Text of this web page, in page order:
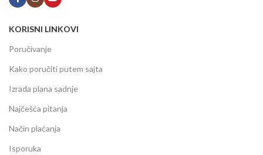
KORISNI LINKOVI
Poručivanje
Kako poručiti putem sajta
Izrada plana sadnje
Najčešća pitanja
Način plaćanja
Isporuka